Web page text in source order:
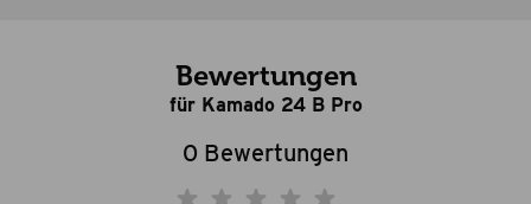
Bewertungen
für Kamado 24 B Pro
0 Bewertungen